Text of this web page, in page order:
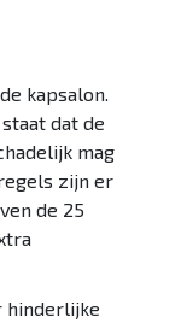
kapsalon.
dat de
mag
zijn er
de 25
hinderlijke